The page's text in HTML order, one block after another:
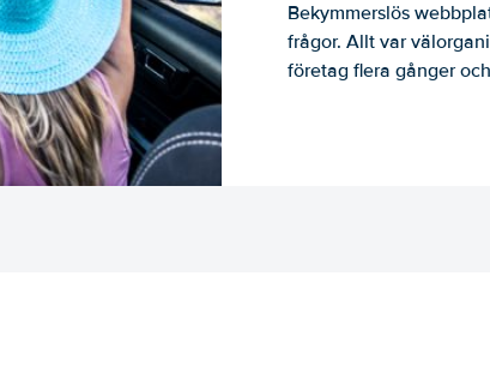
Bekymmerslös
frågor. Allt var
företag flera gånger